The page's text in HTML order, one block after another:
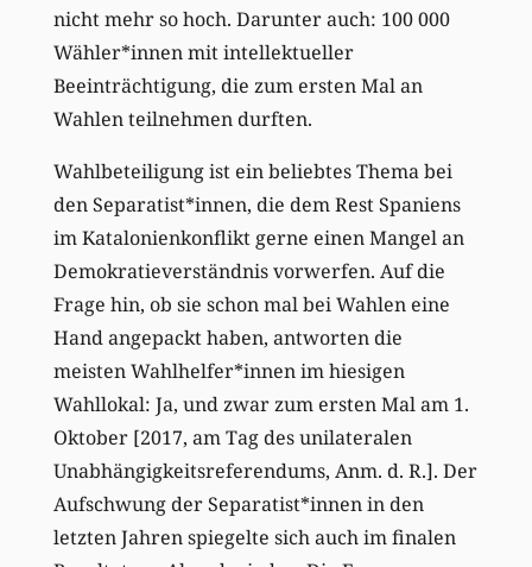
nicht mehr so hoch. Darunter auch: 100 000
Wähler*innen mit intellektueller
Beeinträchtigung, die zum ersten Mal an
Wahlen teilnehmen durften.
Wahlbeteiligung ist ein beliebtes Thema bei
den Separatist*innen, die dem Rest Spaniens
im Katalonienkonflikt gerne einen Mangel an
Demokratieverständnis vorwerfen. Auf die
Frage hin, ob sie schon mal bei Wahlen eine
Hand angepackt haben, antworten die
meisten Wahlhelfer*innen im hiesigen
Wahllokal: Ja, und zwar zum ersten Mal am 1.
Oktober [2017, am Tag des unilateralen
Unabhängigkeitsreferendums, Anm. d. R.]. Der
Aufschwung der Separatist*innen in den
letzten Jahren spiegelte sich auch im finalen